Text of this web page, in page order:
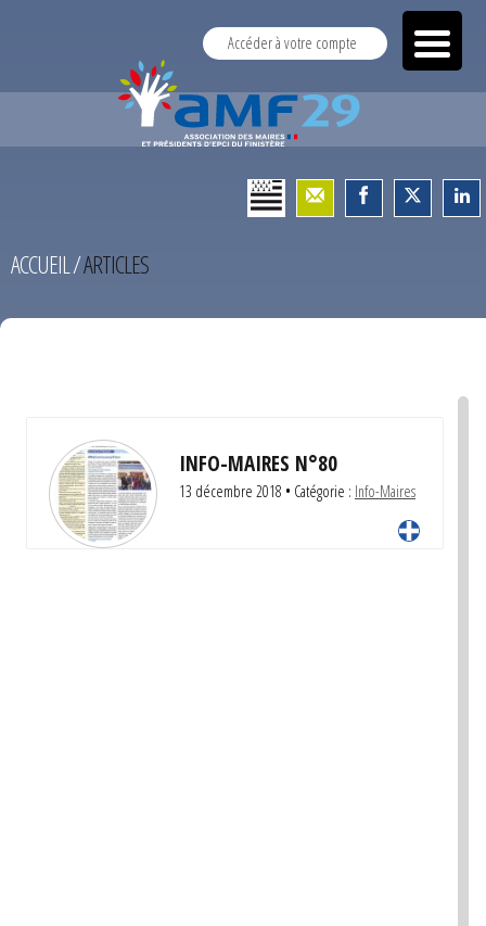
Accéder à votre compte
ACCUEIL/ARTICLES
INFO-MAIRES N°80
13 décembre 2018 • Catégorie : Info-Maires